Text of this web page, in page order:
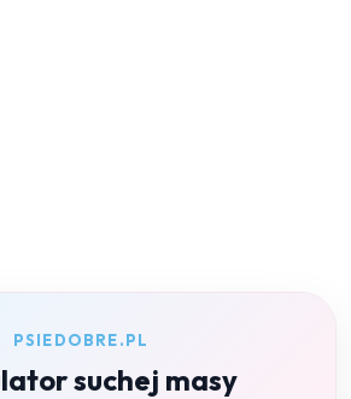
PSIEDOBRE.PL
suchej masy